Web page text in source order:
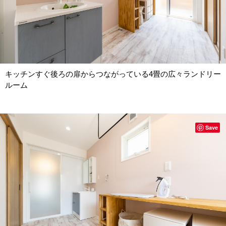
キッチンすぐ後ろの扉からつながっている4畳の広々ランドリー
ルーム
Save